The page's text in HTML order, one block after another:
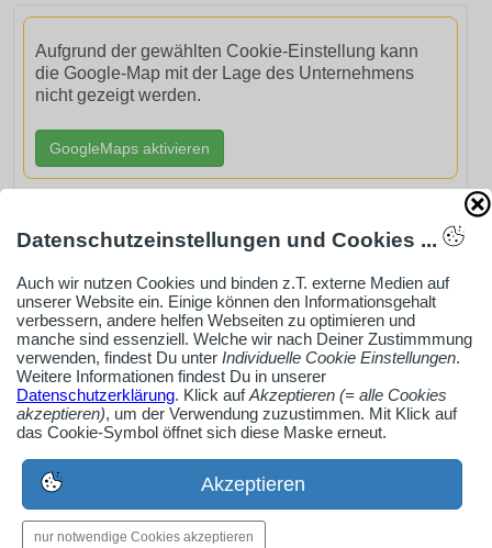
Aufgrund der gewählten Cookie-Einstellung kann
die Google-Map mit der Lage des Unternehmens
nicht gezeigt werden.
GoogleMaps aktivieren
AdSense smARTe inArticle-Anzeige aktivieren
Ob Solo-Selbsständiger, Handwerksbetrieb oder
Industrieunternehmen
Erstelle jetzt ein gratis Firmenprofil für dein Unternehmen:
jetzt registrieren
Medien-Galerie
Datenschutzeinstellungen und Cookies ...
Auch wir nutzen Cookies und binden z.T. externe Medien auf
unserer Website ein. Einige können den Informationsgehalt
verbessern, andere helfen Webseiten zu optimieren und
manche sind essenziell. Welche wir nach Deiner Zustimmmung
verwenden, findest Du unter Individuelle Cookie Einstellungen.
Weitere Informationen findest Du in unserer
Datenschutzerklärung. Klick aufAkzeptieren (= alle Cookies
akzeptieren), um der Verwendung zuzustimmen. Mit Klick auf
das Cookie-Symbol öffnet sich diese Maske erneut.
Akzeptieren
nur notwendige Cookies akzeptieren